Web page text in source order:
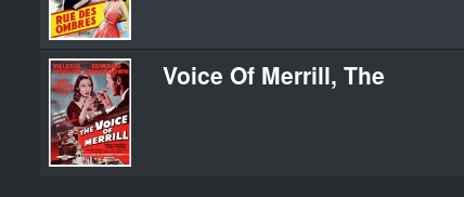
Voice Of Merrill, The